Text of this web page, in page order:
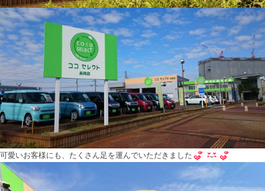
可愛いお客様にも、たくさん足を運んでいただきました